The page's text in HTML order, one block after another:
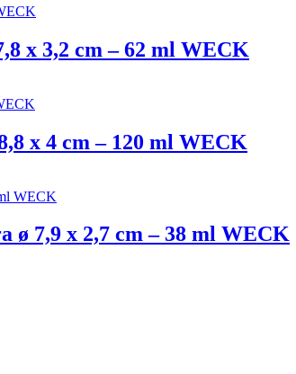
x 3,2 cm – 62 ml WECK
x 4 cm – 120 ml WECK
ø 7,9 x 2,7 cm – 38 ml WECK